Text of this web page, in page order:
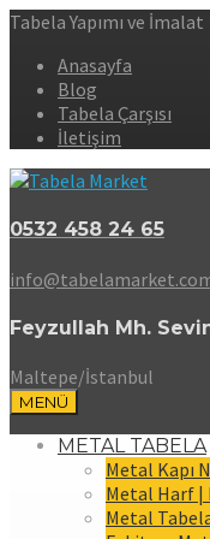
Tabela Yapımı ve İmalat
Anasayfa
Blog
Tabela Çarşısı
İletişim
0532 458 24 65
Feyzullah Mh.
Maltepe/İstanbul
MENÜ
METAL TABELA
Metal Kapı
Metal Harf |
Metal